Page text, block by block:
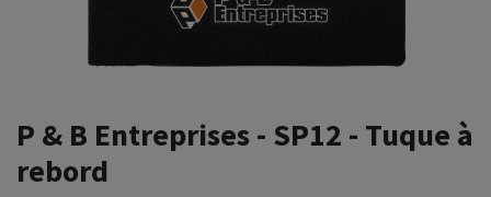
P & B Entreprises - SP12 - Tuque à
rebord